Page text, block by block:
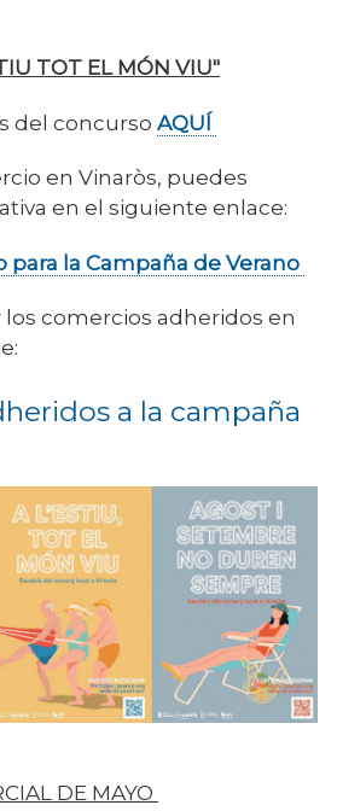
TOT EL MÓN VIU"
del concurso AQUÍ
en Vinaròs, puedes
en el siguiente enlace:
la Campaña de Verano
comercios adheridos en
a la campaña
DE MAYO